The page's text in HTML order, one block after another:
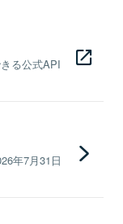
る公式API
年7月31日